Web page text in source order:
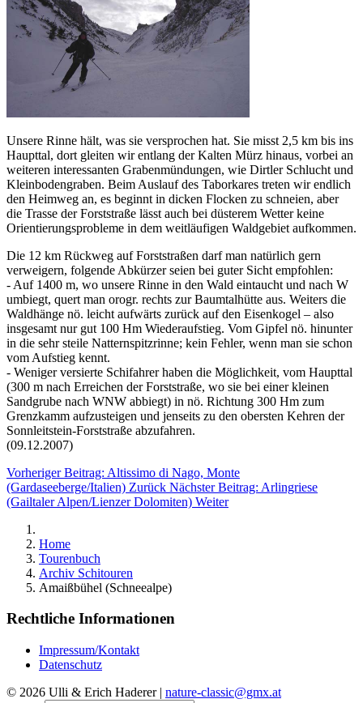
Unsere Rinne hält, was sie versprochen hat. Sie misst 2,5 km bis ins
Haupttal, dort gleiten wir entlang der Kalten Mürz hinaus, vorbei an
weiteren interessanten Grabenmündungen, wie Dirtler Schlucht und
Kleinbodengraben. Beim Auslauf des Taborkares treten wir endlich
den Heimweg an, es beginnt in dicken Flocken zu schneien, aber
die Trasse der Forststraße lässt auch bei düsterem Wetter keine
Orientierungsprobleme in dem weitläufigen Waldgebiet aufkommen.
Die 12 km Rückweg auf Forststraßen darf man natürlich gern
verweigern, folgende Abkürzer seien bei guter Sicht empfohlen:
- Auf 1400 m, wo unsere Rinne in den Wald eintaucht und nach W
umbiegt, quert man orogr. rechts zur Baumtalhütte aus. Weiters die
Waldhänge nö. leicht aufwärts zurück auf den Eisenkogel – also
insgesamt nur gut 100 Hm Wiederaufstieg. Vom Gipfel nö. hinunter
in die sehr steile Natternspitzrinne; kein Fehler, wenn man sie schon
vom Aufstieg kennt.
- Weniger versierte Schifahrer haben die Möglichkeit, vom Haupttal
(300 m nach Erreichen der Forststraße, wo sie bei einer kleinen
Sandgrube nach WNW abbiegt) in nö. Richtung 300 Hm zum
Grenzkamm aufzusteigen und jenseits zu den obersten Kehren der
Sonnleitstein-Forststraße abzufahren.
(09.12.2007)
Vorheriger Beitrag: Altissimo di Nago, Monte
(Gardaseeberge/Italien) Zurück Nächster Beitrag: Arlingriese
(Gailtaler Alpen/Lienzer Dolomiten) Weiter
Home
Tourenbuch
Archiv Schitouren
Amaißbühel (Schneealpe)
Rechtliche Informationen
Impressum/Kontakt
Datenschutz
© 2026 Ulli & Erich Haderer | nature-classic@gmx.at